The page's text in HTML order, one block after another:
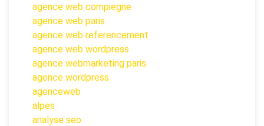
agence web compiegne
agence web paris
agence web referencement
agence web wordpress
agence webmarketing paris
agence wordpress
agenceweb
alpes
analyse seo